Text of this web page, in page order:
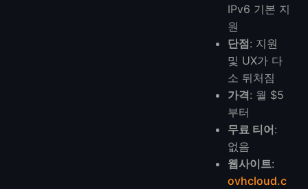
IPv6 기본 지
원
단점: 지원
및 UX가 다
소 뒤처짐
가격: 월 $5
부터
무료 티어:
없음
웹사이트:
ovhcloud.c